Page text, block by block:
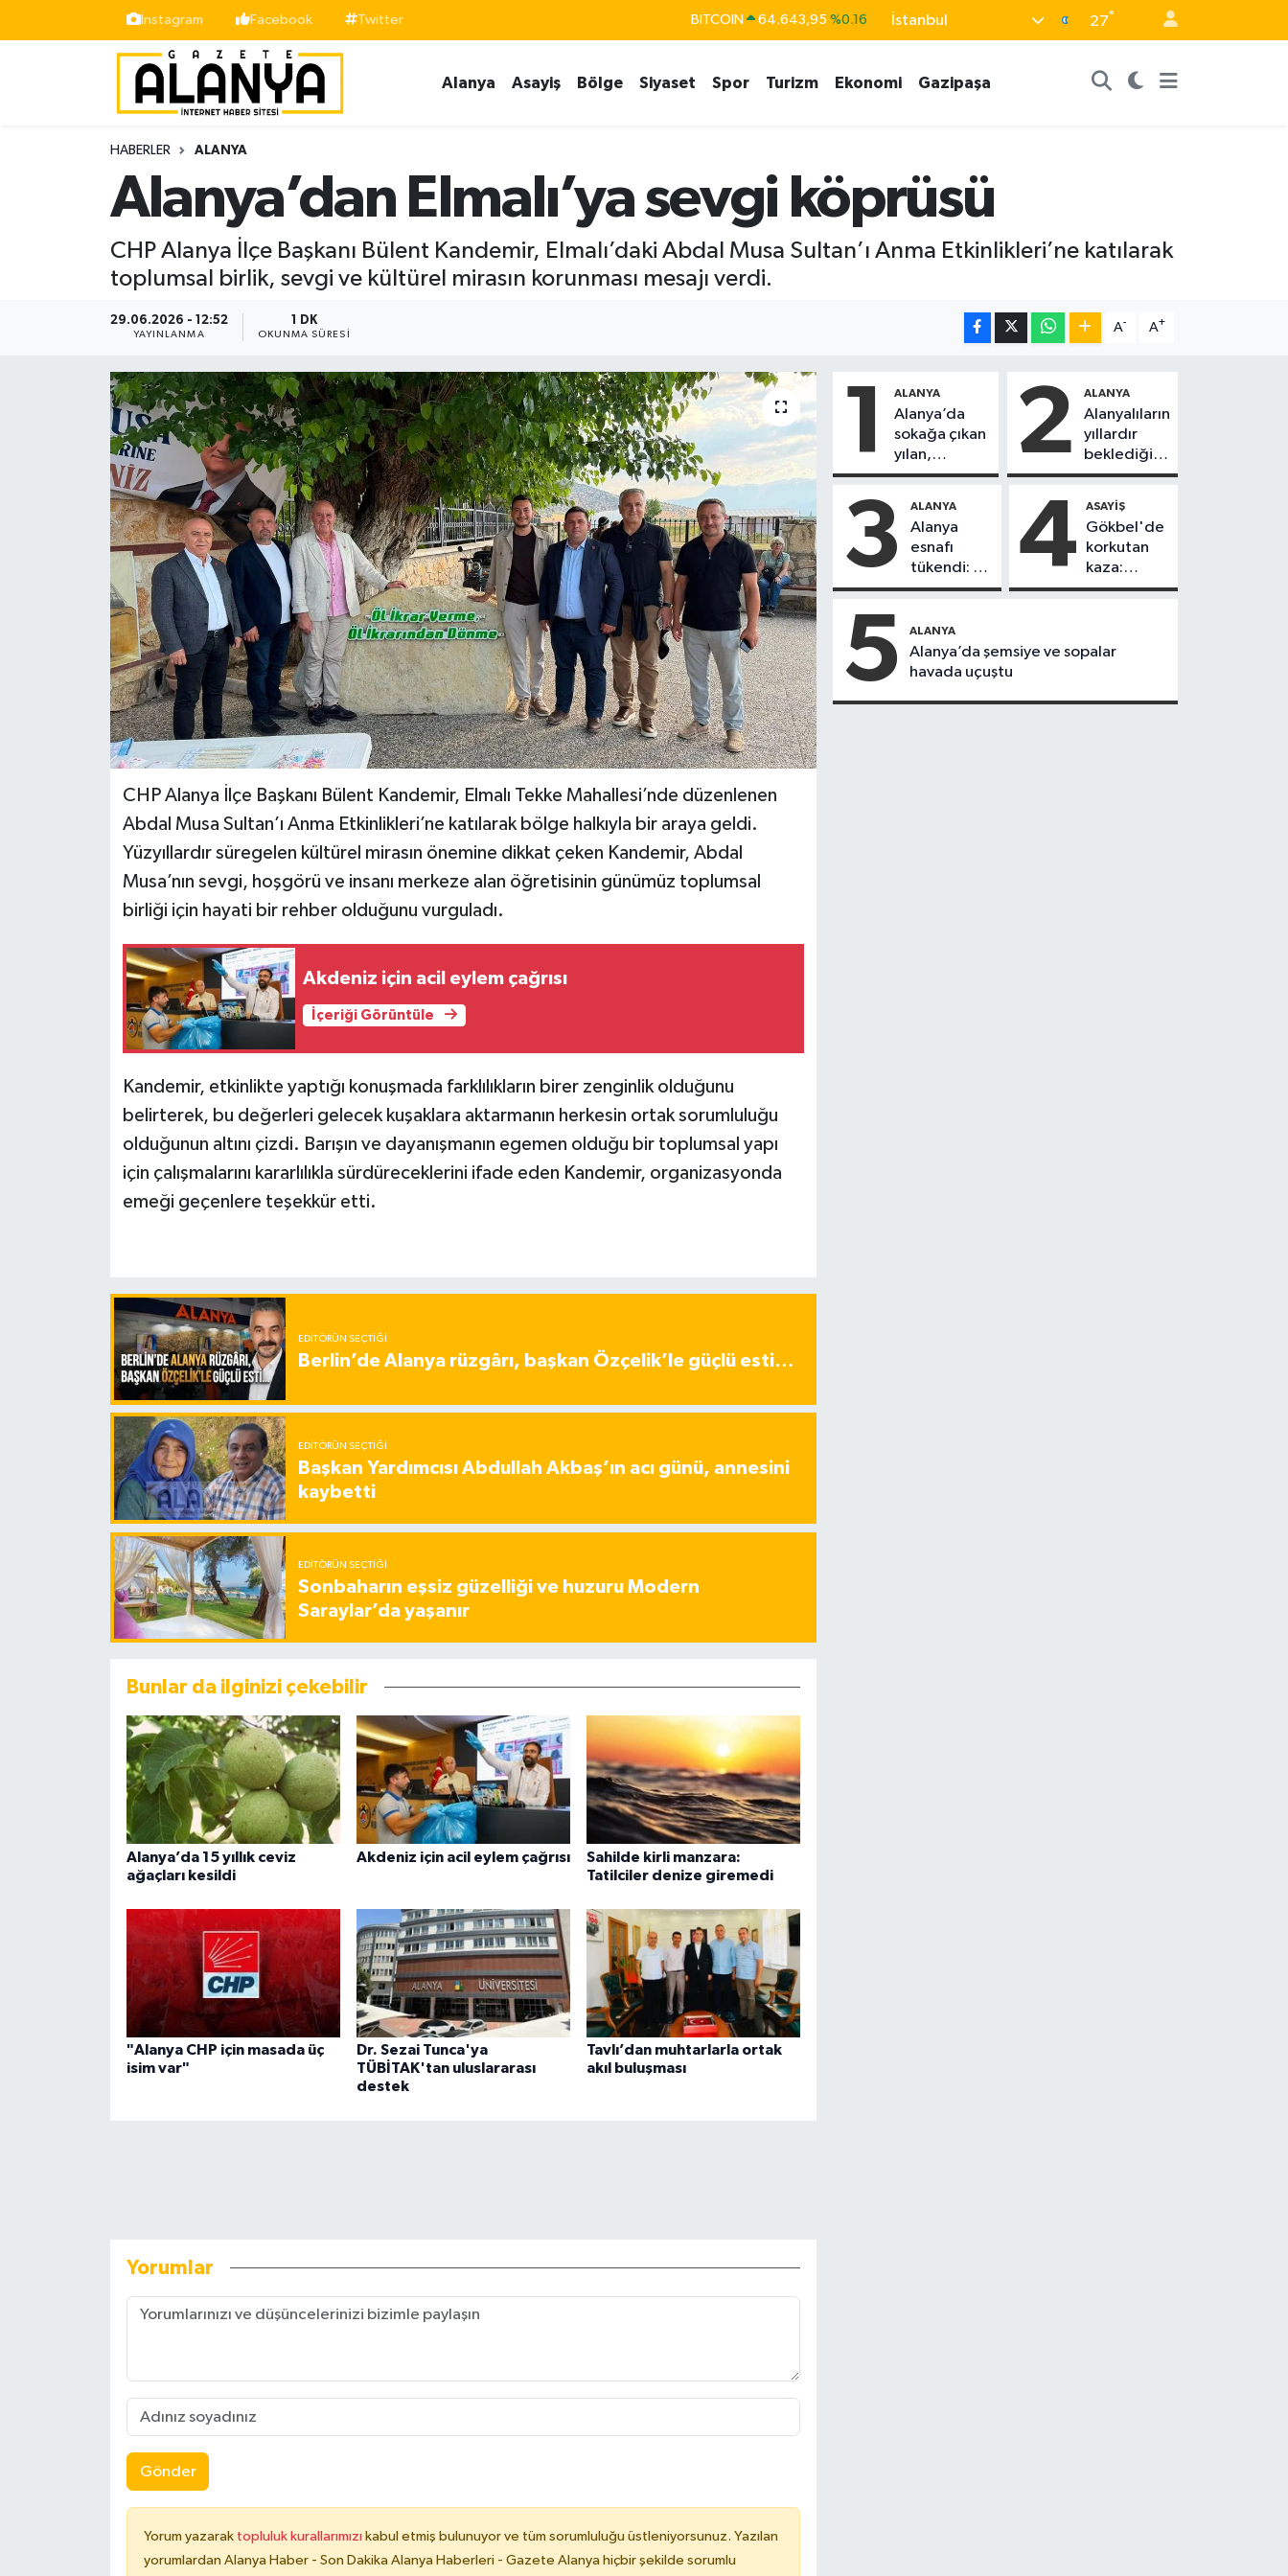
İnstagram Facebook Twitter
DOLAR 47,6704 %0
EURO 55,0406 %-0.08
BİST100 13.799 %70
İstanbul 27°
Alanya Asayiş Bölge Siyaset Spor Turizm Ekonomi Gazipaşa
HABERLER ALANYA
Alanya’dan Elmalı’ya sevgi köprüsü
CHP Alanya İlçe Başkanı Bülent Kandemir, Elmalı’daki Abdal Musa Sultan’ı Anma Etkinlikleri’ne katılarak
toplumsal birlik, sevgi ve kültürel mirasın korunması mesajı verdi.
29.06.2026 - 12:52
YAYINLANMA
1 DK
OKUNMA SÜRESI
A- A+
CHP Alanya İlçe Başkanı Bülent Kandemir, Elmalı Tekke Mahallesi’nde düzenlenen
Abdal Musa Sultan’ı Anma Etkinlikleri’ne katılarak bölge halkıyla bir araya geldi.
Yüzyıllardır süregelen kültürel mirasın önemine dikkat çeken Kandemir, Abdal
Musa’nın sevgi, hoşgörü ve insanı merkeze alan öğretisinin günümüz toplumsal
birliği için hayati bir rehber olduğunu vurguladı.
Akdeniz için acil eylem çağrısı
İçeriği Görüntüle
Kandemir, etkinlikte yaptığı konuşmada farklılıkların birer zenginlik olduğunu
belirterek, bu değerleri gelecek kuşaklara aktarmanın herkesin ortak sorumluluğu
olduğunun altını çizdi. Barışın ve dayanışmanın egemen olduğu bir toplumsal yapı
için çalışmalarını kararlılıkla sürdüreceklerini ifade eden Kandemir, organizasyonda
emeği geçenlere teşekkür etti.
EDITÖRÜN SEÇTIĞI
Berlin’de Alanya rüzgârı, başkan Özçelik’le güçlü esti…
EDITÖRÜN SEÇTIĞI
Başkan Yardımcısı Abdullah Akbaş’ın acı günü, annesini
kaybetti
EDITÖRÜN SEÇTIĞI
Sonbaharın eşsiz güzelliği ve huzuru Modern
Saraylar’da yaşanır
Bunlar da ilginizi çekebilir
Alanya’da 15 yıllık ceviz
ağaçları kesildi
Akdeniz için acil eylem çağrısı
Sahilde kirli manzara:
Tatilciler denize giremedi
"Alanya CHP için masada üç
isim var"
Dr. Sezai Tunca'ya
TÜBİTAK'tan uluslararası
destek
Tavlı’dan muhtarlarla ortak
akıl buluşması
Yorumlar
Gönder
Yorum yazarak topluluk kurallarımızı kabul etmiş bulunuyor ve tüm sorumluluğu üstleniyorsunuz. Yazılan
yorumlardan Alanya Haber - Son Dakika Alanya Haberleri - Gazete Alanya hiçbir şekilde sorumlu
1 ALANYA
Alanya’da
sokağa çıkan
yılan,
vatandaşı
2 ALANYA
Alanyalıların
yıllardır
beklediği
yol askıdan
3 ALANYA
Alanya
esnafı
tükendi: 1
ayda 150
kapandı
4 ASAYIŞ
Gökbel'de
korkutan
kaza:
Başkanın
çarptı
5 ALANYA
Alanya’da şemsiye ve sopalar
havada uçuştu
Siyaset
Gazipaşa
İstanbul Nöbetçi Eczaneler
İstanbul Hava Durumu
Süper Lig Puan Durumu ve Fikstür
Tüm Manşetler
Son Dakika Haberleri